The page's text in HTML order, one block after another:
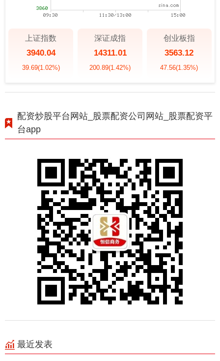
上证指数
3940.04
39.69(1.02%)
深证成指
14311.01
200.89(1.42%)
创业板指
3563.12
47.56(1.35%)
配资炒股平台网站_股票配资公司网站_股票配资平
台app
最近发表